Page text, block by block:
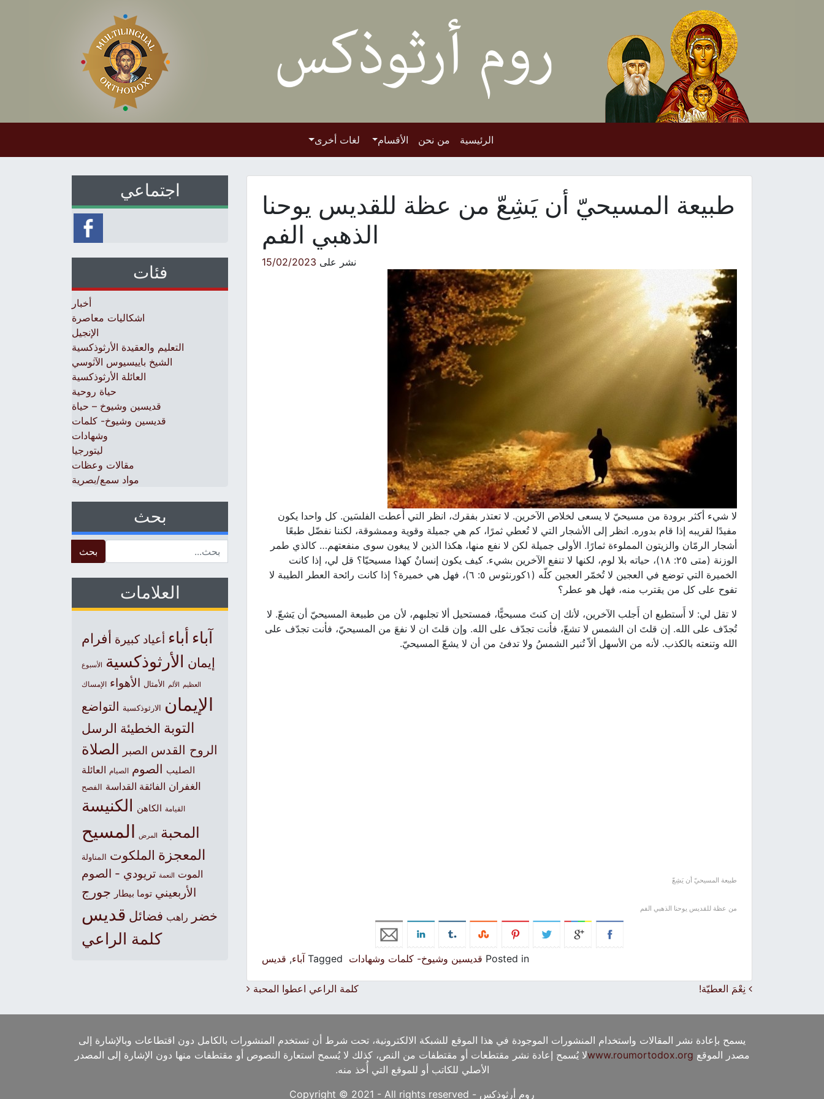
الرئيسية من نحن الأقسام لغات أخرى
طبيعة المسيحيّ أن يَشِعّ من عظة للقديس يوحنا
الذهبي الفم
نشر على 15/02/2023
لا شيء أكثر برودة من مسيحيّ لا يسعى لخلاص الآخرين. لا تعتذر بفقرك، انظر التي أَعطت الفلسَين. كل واحدا يكون
مفيدًا لقريبه إذا قام بدوره. انظر إلى الأشجار التي لا تُعطي ثمرًا، كم هي جميلة وقوية وممشوقة، لكننا نفضّل طبعًا
أشجار الرمّان والزيتون المملوءة ثمارًا. الأولى جميلة لكن لا نفع منها، هكذا الذين لا يبغون سوى منفعتهم… كالذي طمر
الوزنة (متى ٢٥: ١٨)، حياته بلا لوم، لكنها لا تنفع الآخرين بشيء. كيف يكون إنسانٌ كهذا مسيحيّا؟ قل لي، إذا كانت
الخميرة التي توضع في العجين لا تُخمّر العجين كلّه (١كورنثوس ٥: ٦)، فهل هي خميرة؟ إذا كانت رائحة العطر الطيبة لا
تفوح على كل من يقترب منه، فهل هو عطر؟
لا تقل لي: لا أَستطيع ان أَجلب الآخرين، لأنك إن كنتَ مسيحيًّا، فمستحيل ألا تجلبهم، لأن من طبيعة المسيحيّ أن يَشعّ. لا
تُجدّف على الله. إن قلتَ ان الشمس لا تشعّ، فأنت تجدّف على الله. وإن قلتَ ان لا نفعَ من المسيحيّ، فأنت تجدّف على
الله وتنعته بالكذب. لأنه من الأسهل ألاّ تُنير الشمسُ ولا تدفئ من أن لا يشعّ المسيحيّ.
طبيعة المسيحيّ أن يَشِعّ
من عظة للقديس يوحنا الذهبي الفم
Posted in قديسين وشيوخ- كلمات وشهادات Tagged آباء, قديس
Post navigation
نِعْمَ العطيّة! كلمة الراعي اعطوا المحبة
اجتماعي
فئات
أخبار
اشكاليات معاصرة
الإنجيل
التعليم والعقيدة الأرثوذكسية
الشيخ باييسيوس الآثوسي
العائلة الأرثوذكسية
حياة روحية
قديسين وشيوخ – حياة
قديسين وشيوخ- كلمات
وشهادات
ليتورجيا
مقالات وعظات
مواد سمع/بصرية
بحث
العلامات
آباء أباء أعياد كبيرة أفرام
إيمان الأرثوذكسية الأسبوع
العظيم الألم الأمثال الأهواء الإمساك
الإيمان الارثوذكسية التواضع
التوبة الخطيئة الرسل
الروح القدس الصبر الصلاة
الصليب الصوم الصيام العائلة
الغفران الفائقة القداسة الفصح
القيامة الكاهن الكنيسة
المحبة المرض المسيح
المعجزة الملكوت المناولة
الموت النعمة تريودي - الصوم
الأربعيني توما بيطار جورج
خضر راهب فضائل قديس
كلمة الراعي
يسمح بإعادة نشر المقالات واستخدام المنشورات الموجودة في هذا الموقع للشبكة الالكترونية، تحت شرط أن تستخدم المنشورات بالكامل دون اقتطاعات وبالإشارة إلى
مصدر الموقع www.roumortodox.orgلا يُسمح إعادة نشر مقتطعات أو مقتطفات من النص، كذلك لا يُسمح استعارة النصوص أو مقتطفات منها دون الإشارة إلى المصدر
الأصلي للكاتب أو للموقع التي أُخذ منه.
روم أرثوذكس - Copyright © 2021 - All rights reserved